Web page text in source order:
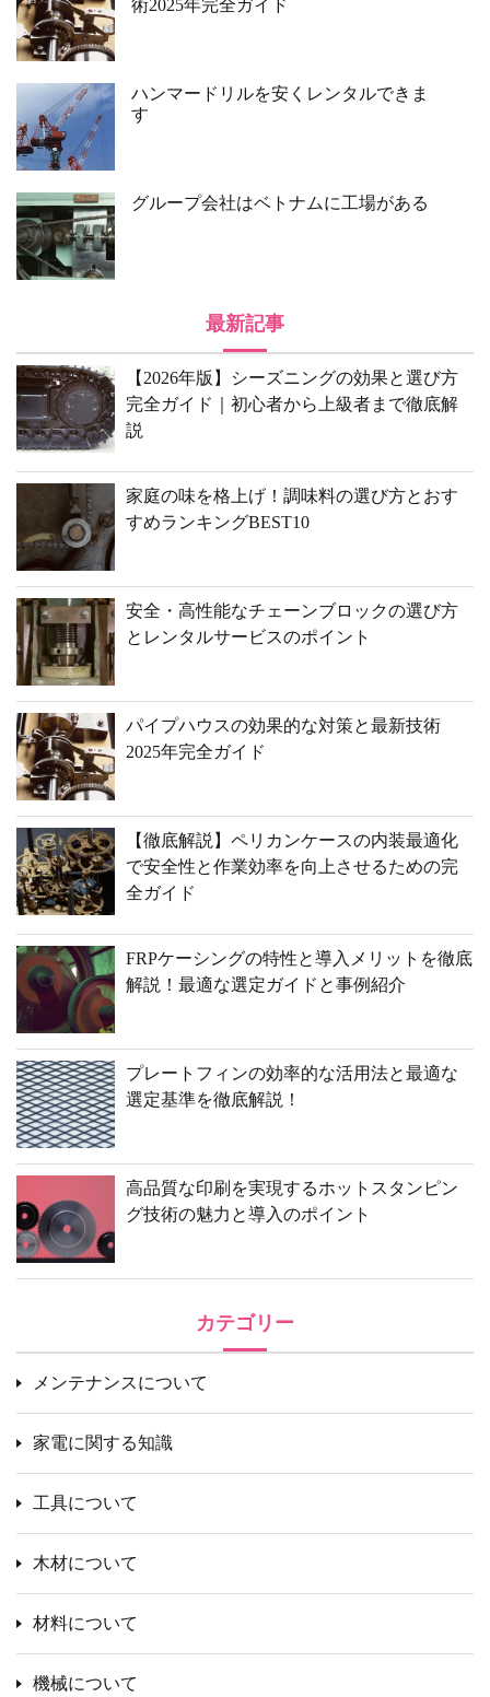
術2025年完全ガイド
ハンマードリルを安くレンタルできま
す
グループ会社はベトナムに工場がある
最新記事
【2026年版】シーズニングの効果と選び方
完全ガイド｜初心者から上級者まで徹底解
説
家庭の味を格上げ！調味料の選び方とおす
すめランキングBEST10
安全・高性能なチェーンブロックの選び方
とレンタルサービスのポイント
パイプハウスの効果的な対策と最新技術
2025年完全ガイド
【徹底解説】ペリカンケースの内装最適化
で安全性と作業効率を向上させるための完
全ガイド
FRPケーシングの特性と導入メリットを徹底
解説！最適な選定ガイドと事例紹介
プレートフィンの効率的な活用法と最適な
選定基準を徹底解説！
高品質な印刷を実現するホットスタンピン
グ技術の魅力と導入のポイント
カテゴリー
メンテナンスについて
家電に関する知識
工具について
木材について
材料について
機械について